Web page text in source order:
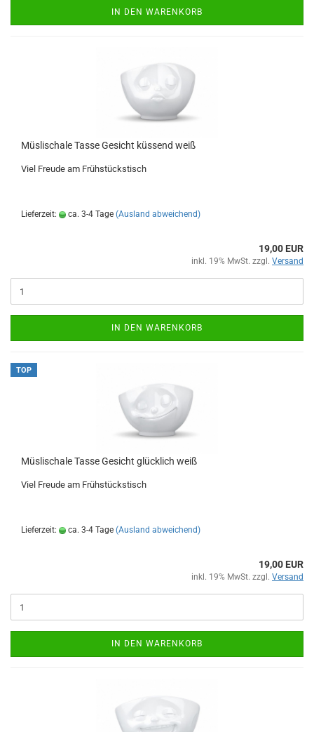
IN DEN WARENKORB
Müslischale Tasse Gesicht küssend weiß
Viel Freude am Frühstückstisch
Lieferzeit: ca. 3-4 Tage (Ausland abweichend)
19,00 EUR
inkl. 19% MwSt. zzgl. Versand
IN DEN WARENKORB
TOP
Müslischale Tasse Gesicht glücklich weiß
Viel Freude am Frühstückstisch
Lieferzeit: ca. 3-4 Tage (Ausland abweichend)
19,00 EUR
inkl. 19% MwSt. zzgl. Versand
IN DEN WARENKORB